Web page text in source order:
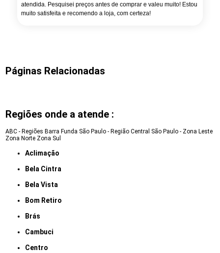
atendida. Pesquisei preços antes de comprar e valeu muito! Estou
muito satisfeita e recomendo a loja, com certeza!
Páginas Relacionadas
Regiões onde a atende :
ABC - Regiões Barra Funda São Paulo - Região Central São Paulo - Zona Leste
Zona Norte Zona Sul
Aclimação
Bela Cintra
Bela Vista
Bom Retiro
Brás
Cambuci
Centro